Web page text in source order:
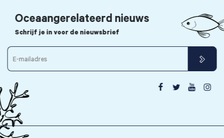
Oceaangerelateerd nieuws
Schrijf je in voor de nieuwsbrief
   